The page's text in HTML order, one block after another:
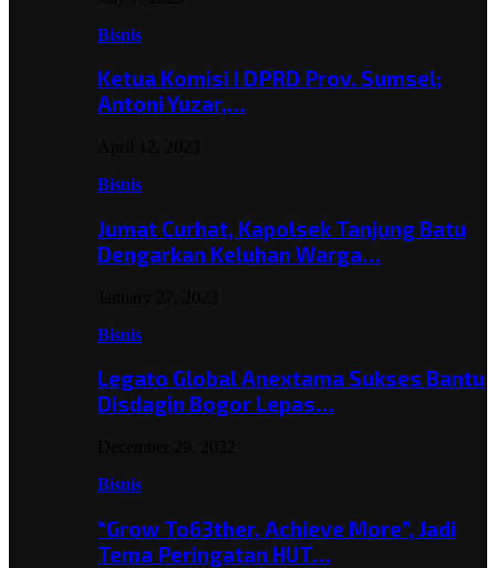
Bisnis
Ketua Komisi I DPRD Prov. Sumsel;
Antoni Yuzar,…
Bisnis
Jumat Curhat, Kapolsek Tanjung Batu
Dengarkan Keluhan Warga…
Bisnis
Legato Global Anextama Sukses Bantu
Disdagin Bogor Lepas…
Bisnis
“Grow To63ther, Achieve More”, Jadi
Tema Peringatan HUT…